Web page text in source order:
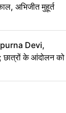
अभिजीत मुहूर्त
Devi,
छात्रों के आंदोलन को